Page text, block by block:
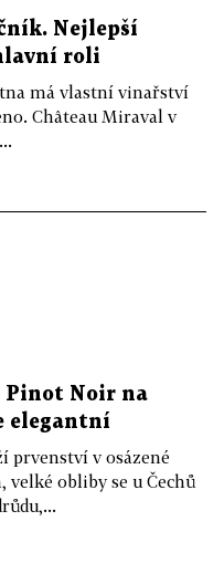
Nejlepší
roli
má vlastní vinařství
Château Miraval v
Pinot Noir na
elegantní
prvenství v osázené
obliby se u Čechů